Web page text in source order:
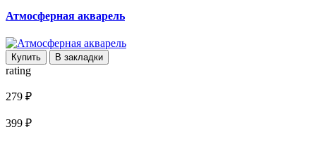
Атмосферная акварель
Купить В закладки
rating
279 ₽
399 ₽